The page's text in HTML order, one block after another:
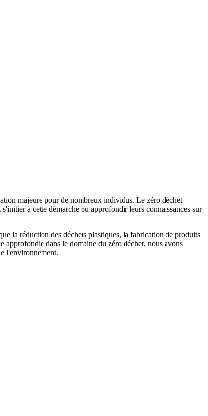
majeure pour de nombreux individus. Le zéro déchet
à cette démarche ou approfondir leurs connaissances sur
la réduction des déchets plastiques, la fabrication de produits
approfondie dans le domaine du zéro déchet, nous avons
l'environnement.